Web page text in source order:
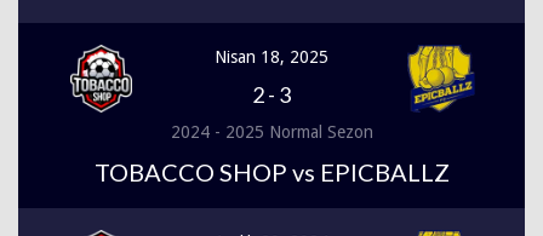
Nisan 18, 2025
2- 3
2024 - 2025 Normal Sezon
TOBACCO SHOP vs EPICBALLZ